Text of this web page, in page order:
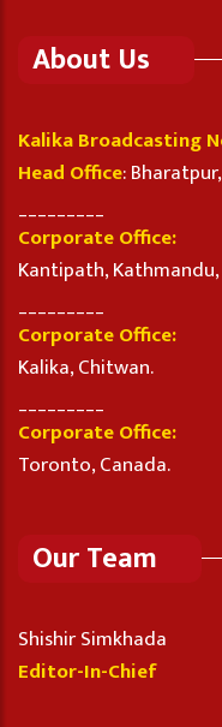
About Us
Kalika Broadcasting
Head Office:
Corporate Office:
Kantipath,
Corporate Office:
Kalika, Chitwan.
Corporate Office:
Toronto, Canada.
Our Team
Shishir Simkhada
Editor-In-Chief